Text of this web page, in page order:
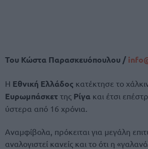
Του Κώστα Παρασκευόπουλου /
Η Εθνική Ελλάδος κατέκτησε το
Ευρωμπάσκετ της Ρίγα και έτσι
ύστερα από 16 χρόνια.
Αναμφίβολα, πρόκειται για μεγάλη
αναλογιστεί κανείς και το ότι η